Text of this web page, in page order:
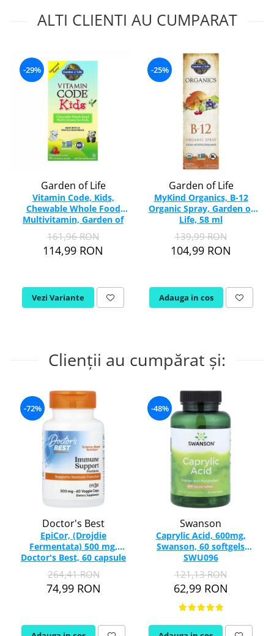
ALTI CLIENTI AU CUMPARAT
-29%
Garden of Life
Vitamin Code, Kids,
Chewable Whole Food
Multivitamin, Garden of
Life, 30 drajeuri
161,96 RON
114,99 RON
Vezi Variante
-25%
Garden of Life
MyKind Organics, B-12
Organic Spray, Garden of
Life, 58 ml
139,99 RON
104,99 RON
Adauga in cos
Clienții au cumpărat și:
-72%
Doctor's Best
EpiCor, (Drojdie
Fermentata) 500 mg,
Doctor's Best, 60 capsule
264,41 RON
74,99 RON
-48%
Swanson
Caprylic Acid, 600mg,
Swanson, 60 softgels
SWU096
121,13 RON
62,99 RON